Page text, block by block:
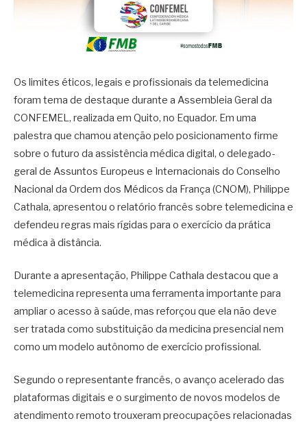
Os limites éticos, legais e profissionais da telemedicina
foram tema de destaque durante a Assembleia Geral da
CONFEMEL, realizada em Quito, no Equador. Em uma
palestra que chamou atenção pelo posicionamento firme
sobre o futuro da assistência médica digital, o delegado-
geral de Assuntos Europeus e Internacionais do Conselho
Nacional da Ordem dos Médicos da França (CNOM), Philippe
Cathala, apresentou o relatório francês sobre telemedicina e
defendeu regras mais rígidas para o exercício da prática
médica à distância.
Durante a apresentação, Philippe Cathala destacou que a
telemedicina representa uma ferramenta importante para
ampliar o acesso à saúde, mas reforçou que ela não deve
ser tratada como substituição da medicina presencial nem
como um modelo autônomo de exercício profissional.
Segundo o representante francês, o avanço acelerado das
plataformas digitais e o surgimento de novos modelos de
atendimento remoto trouxeram preocupações relacionadas